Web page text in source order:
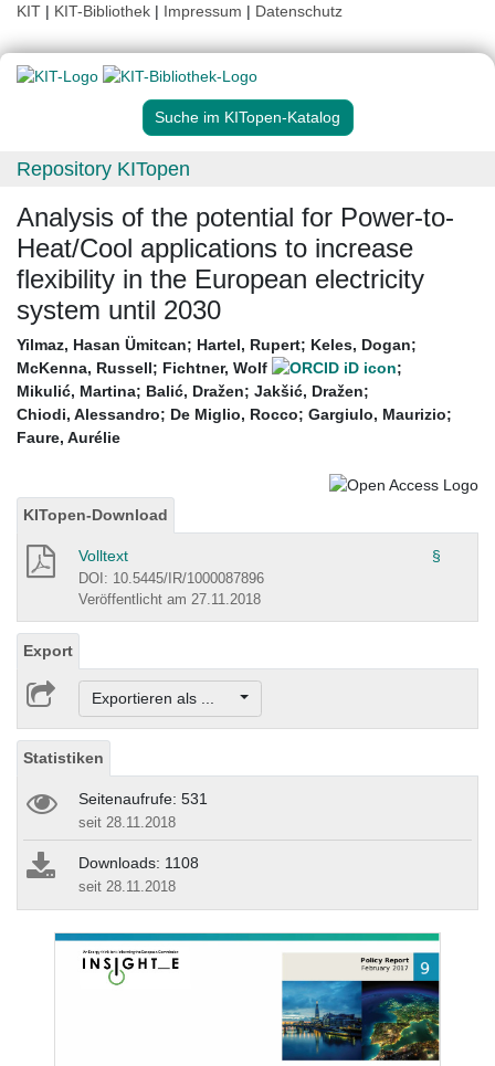
KIT | KIT-Bibliothek | Impressum | Datenschutz
Suche im KITopen-Katalog
Repository KITopen
Analysis of the potential for Power-to-
Heat/Cool applications to increase
flexibility in the European electricity
system until 2030
Yilmaz, Hasan Ümitcan; Hartel, Rupert; Keles, Dogan;
McKenna, Russell; Fichtner, Wolf
;
Mikulić, Martina; Balić, Dražen; Jakšić, Dražen;
Chiodi, Alessandro; De Miglio, Rocco; Gargiulo, Maurizio;
Faure, Aurélie
KITopen-Download
Volltext §
DOI: 10.5445/IR/1000087896
Veröffentlicht am 27.11.2018
Export
Exportieren als ...
Statistiken
Seitenaufrufe: 531
seit 28.11.2018
Downloads: 1108
seit 28.11.2018